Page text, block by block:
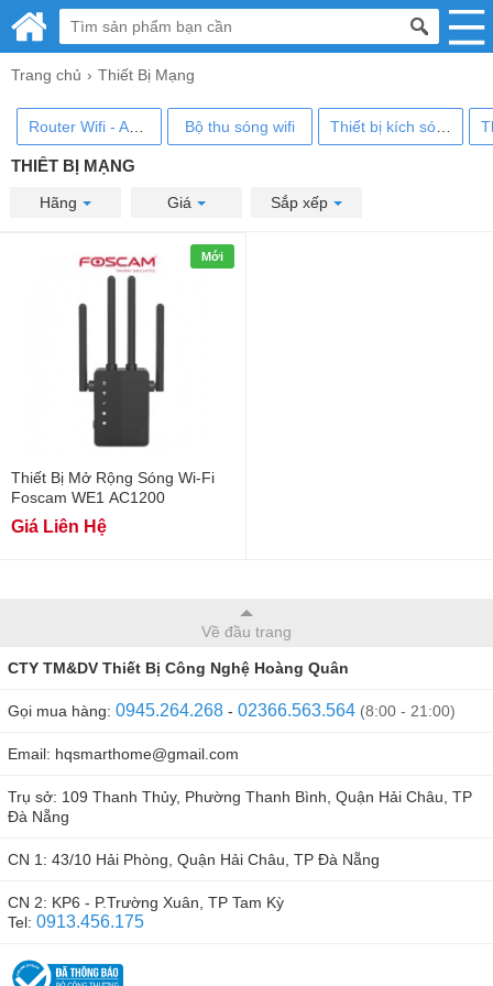
Trang chủ Thiết Bị Mạng
Bộ thu sóng wifi
THIẾT BỊ MẠNG
Hãng Giá Sắp xếp
Thiết Bị Mở Rộng Sóng Wi-Fi
Foscam WE1 AC1200
Giá Liên Hệ
Mới
Về đầu trang
CTY TM&DV Thiết Bị Công Nghệ Hoàng Quân
Gọi mua hàng: 0945.264.268 - 02366.563.564 (8:00 - 21:00)
Email: hqsmarthome@gmail.com
Trụ sở: 109 Thanh Thủy, Phường Thanh Bình, Quận Hải Châu, TP
Đà Nẵng
CN 1: 43/10 Hải Phòng, Quận Hải Châu, TP Đà Nẵng
CN 2: KP6 - P.Trường Xuân, TP Tam Kỳ
Tel: 0913.456.175